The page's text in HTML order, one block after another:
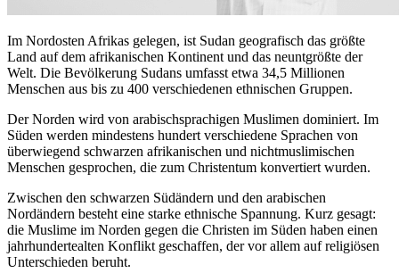
Im Nordosten Afrikas gelegen, ist Sudan geografisch das größte
Land auf dem afrikanischen Kontinent und das neuntgrößte der
Welt. Die Bevölkerung Sudans umfasst etwa 34,5 Millionen
Menschen aus bis zu 400 verschiedenen ethnischen Gruppen.
Der Norden wird von arabischsprachigen Muslimen dominiert. Im
Süden werden mindestens hundert verschiedene Sprachen von
überwiegend schwarzen afrikanischen und nichtmuslimischen
Menschen gesprochen, die zum Christentum konvertiert wurden.
Zwischen den schwarzen Südändern und den arabischen
Nordändern besteht eine starke ethnische Spannung. Kurz gesagt:
die Muslime im Norden gegen die Christen im Süden haben einen
jahrhundertealten Konflikt geschaffen, der vor allem auf religiösen
Unterschieden beruht.